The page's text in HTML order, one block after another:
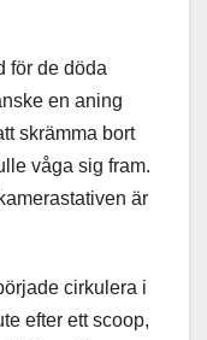
för de döda
en aning
skrämma bort
våga sig fram.
är
cirkulera i
efter ett scoop,